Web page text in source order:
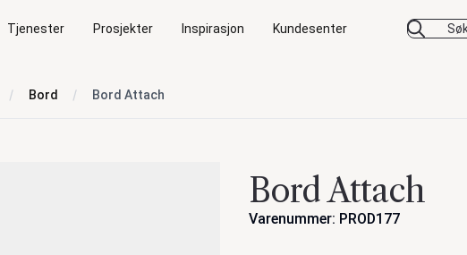
Tjenester Prosjekter Inspirasjon Kundesenter
Bord Bord Attach
Bord Attach
Varenummer: PROD177